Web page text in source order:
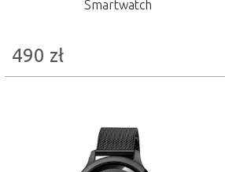
Smartwatch
490 zł